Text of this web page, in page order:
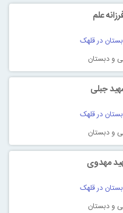
علم
در قلهک
و دبستان
جبلی
در قلهک
و دبستان
مهدوی
در قلهک
و دبستان